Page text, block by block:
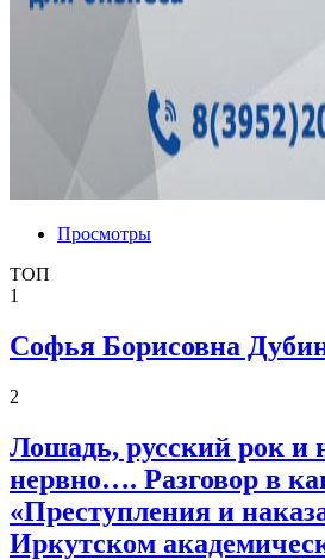
Просмотры
ТОП
1
Софья Борисовна
2
Лошадь, русский рок и
нервно…. Разговор в
«Преступления и
Иркутском